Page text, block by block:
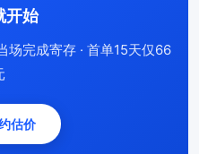
开始
场完成寄存 · 首单15天仅66
估价